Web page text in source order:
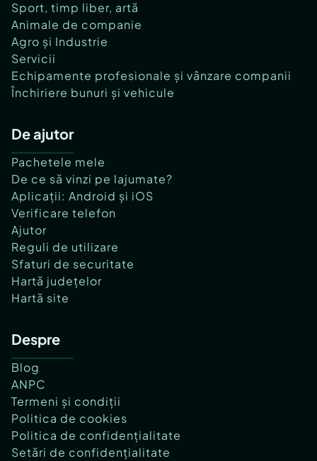
Sport, timp liber, artă
Animale de companie
Agro și Industrie
Servicii
Echipamente profesionale și vânzare companii
Închiriere bunuri și vehicule
De ajutor
Pachetele mele
De ce să vinzi pe lajumate?
Aplicații: Android și iOS
Verificare telefon
Ajutor
Reguli de utilizare
Sfaturi de securitate
Hartă județelor
Hartă site
Despre
Blog
ANPC
Termeni și condiții
Politica de cookies
Politica de confidențialitate
Setări de confidențialitate